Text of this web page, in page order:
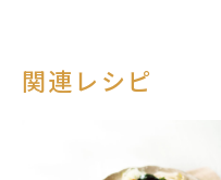
関連レシピ